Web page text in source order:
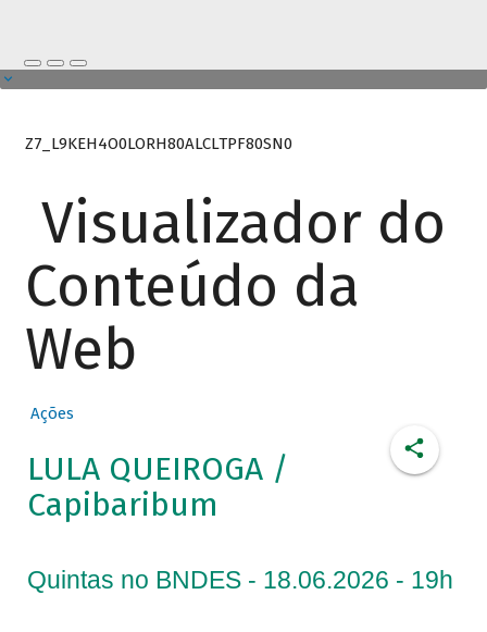
Z7_L9KEH4O0LORH80ALCLTPF80SN0
Visualizador do
Conteúdo da
Web
Ações
LULA QUEIROGA /
Capibaribum
Quintas no BNDES - 18.06.2026 - 19h